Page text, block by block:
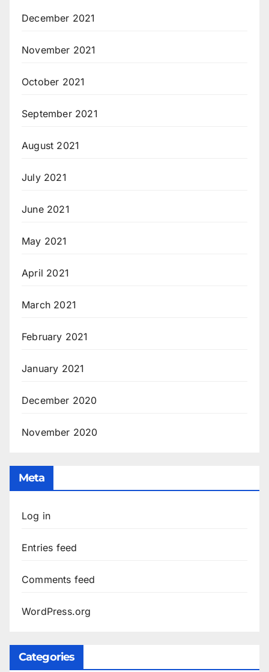
December 2021
November 2021
October 2021
September 2021
August 2021
July 2021
June 2021
May 2021
April 2021
March 2021
February 2021
January 2021
December 2020
November 2020
Meta
Log in
Entries feed
Comments feed
WordPress.org
Categories